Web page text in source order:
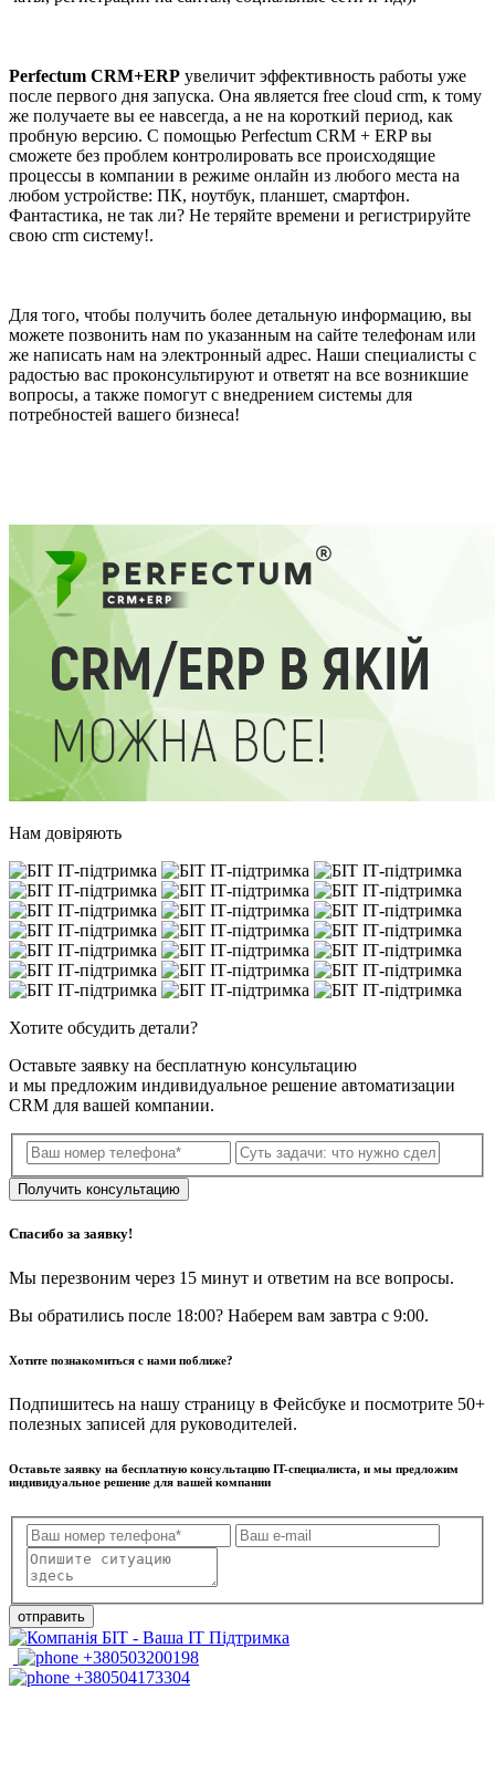
Perfectum CRM+ERP увеличит эффективность работы уже
после первого дня запуска. Она является free cloud crm, к тому
же получаете вы ее навсегда, а не на короткий период, как
пробную версию. С помощью Perfectum CRM + ERP вы
сможете без проблем контролировать все происходящие
процессы в компании в режиме онлайн из любого места на
любом устройстве: ПК, ноутбук, планшет, смартфон.
Фантастика, не так ли? Не теряйте времени и регистрируйте
свою crm систему!.
Для того, чтобы получить более детальную информацию, вы
можете позвонить нам по указанным на сайте телефонам или
же написать нам на электронный адрес. Наши специалисты с
радостью вас проконсультируют и ответят на все возникшие
вопросы, а также помогут с внедрением системы для
потребностей вашего бизнеса!
Нам довіряють
Хотите обсудить детали?
Оставьте заявку на бесплатную консультацию
и мы предложим индивидуальное решение автоматизации
CRM для вашей компании.
Получить консультацию
Спасибо за заявку!
Мы перезвоним через 15 минут и ответим на все вопросы.
Вы обратились после 18:00? Наберем вам завтра с 9:00.
Хотите познакомиться с нами поближе?
Подпишитесь на нашу страницу в Фейсбуке и посмотрите 50+
полезных записей для руководителей.
Оставьте заявку на бесплатную консультацию IT-специалиста, и мы предложим
индивидуальное решение для вашей компании
отправить
+380503200198
+380504173304